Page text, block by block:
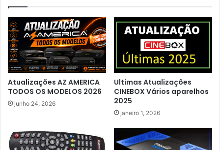
Atualizações AZ AMERICA
TODOS OS MODELOS 2026
junho 24, 2026
Ultimas Atualizações
CINEBOX Vários aparelhos
2025
janeiro 1, 2026